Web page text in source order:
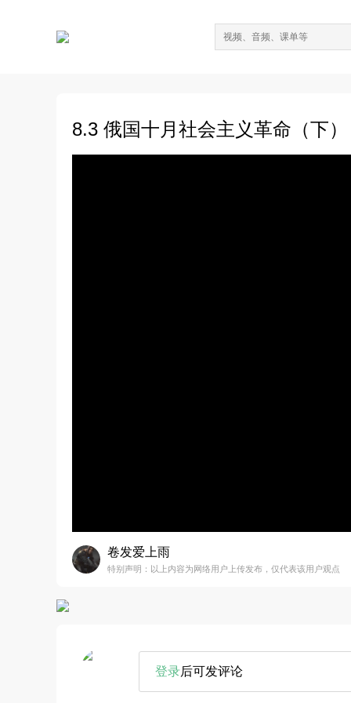
8.3 俄国十月社会主义革命（下）
卷发爱上雨
特别声明：以上内容为网络用户上传发布，仅代表该用户观点
登录后可发评论